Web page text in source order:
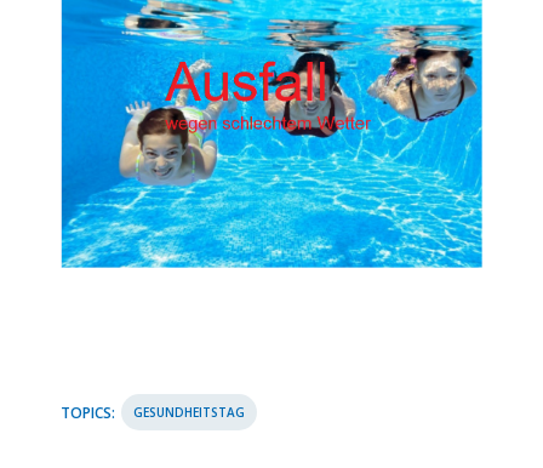
TOPICS: GESUNDHEITSTAG